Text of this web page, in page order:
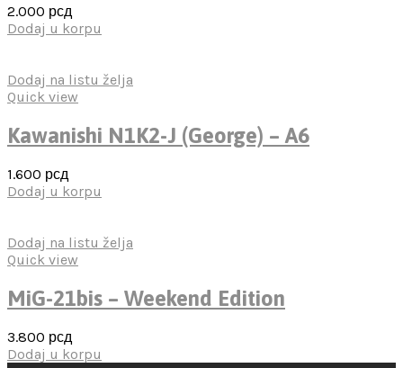
2.000 рсд
Dodaj u korpu
Dodaj na listu želja
Quick view
Kawanishi N1K2-J (George) – A6
1.600 рсд
Dodaj u korpu
Dodaj na listu želja
Quick view
MiG-21bis – Weekend Edition
3.800 рсд
Dodaj u korpu